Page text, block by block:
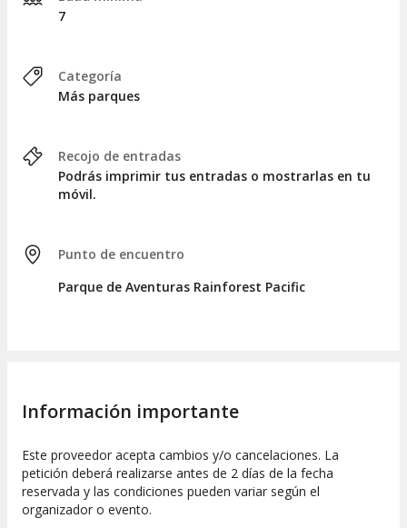
comenzando con un
de transición, esta vez mientras nos deslizamos en
tirolina de 15 plataformas
vista del océano.
circuito de cuerdas altasen medio del bosque.
Suspendidos a 23 metros de altura, tendréis una vista
privilegiada de la catarata. El siguiente reto será mantener la
Tras probar suerte en lacuerda floja
atravesar y mantener el equilibrio en un curioso puente
El último reto serádescender por una pared con presas
de7:00 a 16:00 horas.
¿CÓMO FUNCIONA?
Al elegir visitar el Parque de Aventuras Rainforest Pacific, te
embarcarás en una serie de actividades emocionantes para
disfrutar de la selva. Aquí puedes elegir entre diferentes
7
Categoría
Más parques
Recojo de entradas
Podrás imprimir tus entradas o mostrarlas en tu
móvil.
Punto de encuentro
Parque de Aventuras Rainforest Pacific
Información importante
Este proveedor acepta cambios y/o cancelaciones. La
petición deberá realizarse antes de 2 días de la fecha
reservada y las condiciones pueden variar según el
organizador o evento.